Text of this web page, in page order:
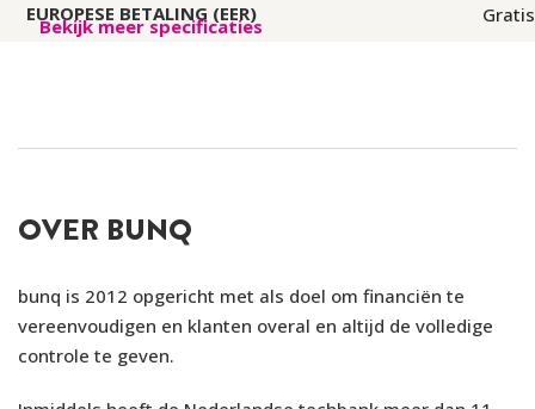
EUROPESE BETALING (EER) Gratis
Overboeken
Bekijk meer specificaties
OVER BUNQ
bunq is 2012 opgericht met als doel om financiën te
vereenvoudigen en klanten overal en altijd de volledige
controle te geven.